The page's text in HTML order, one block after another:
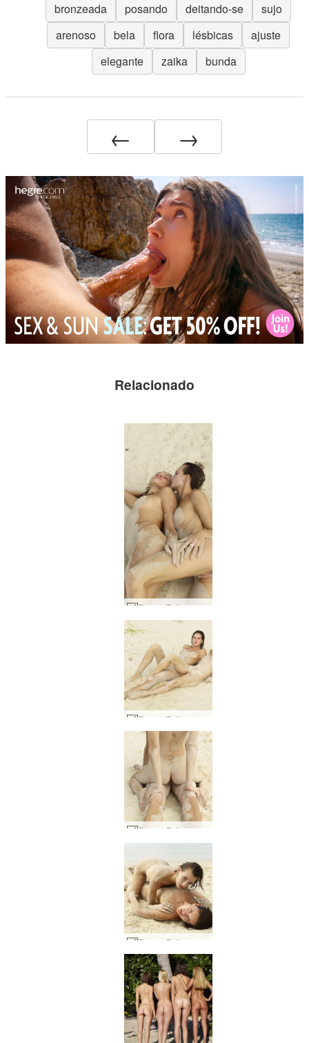
bronzeada
posando deitando-se
sujo
arenoso
bela flora lésbicas
ajuste
elegante
zaika bunda
← →
Relacionado
Flora e Zaika sedução de areia #13
Flora e Zaika sedução de areia #49